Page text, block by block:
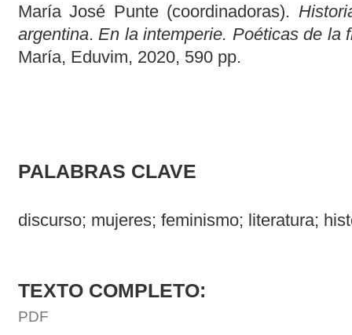
María José Punte (coordinadoras).
argentina.En la intemperie. Poéticas de la
María, Eduvim, 2020, 590 pp.
PALABRAS CLAVE
discurso; mujeres; feminismo; literatura;
TEXTO COMPLETO:
PDF